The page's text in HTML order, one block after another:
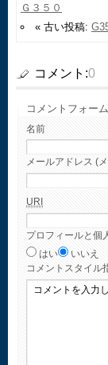
Ｇ３５０
« 古い投稿:
コメント:0
コメントフォーム
名前
メールアドレス (
URI
プロフィールと個
はい
いいえ
コメント スタイル